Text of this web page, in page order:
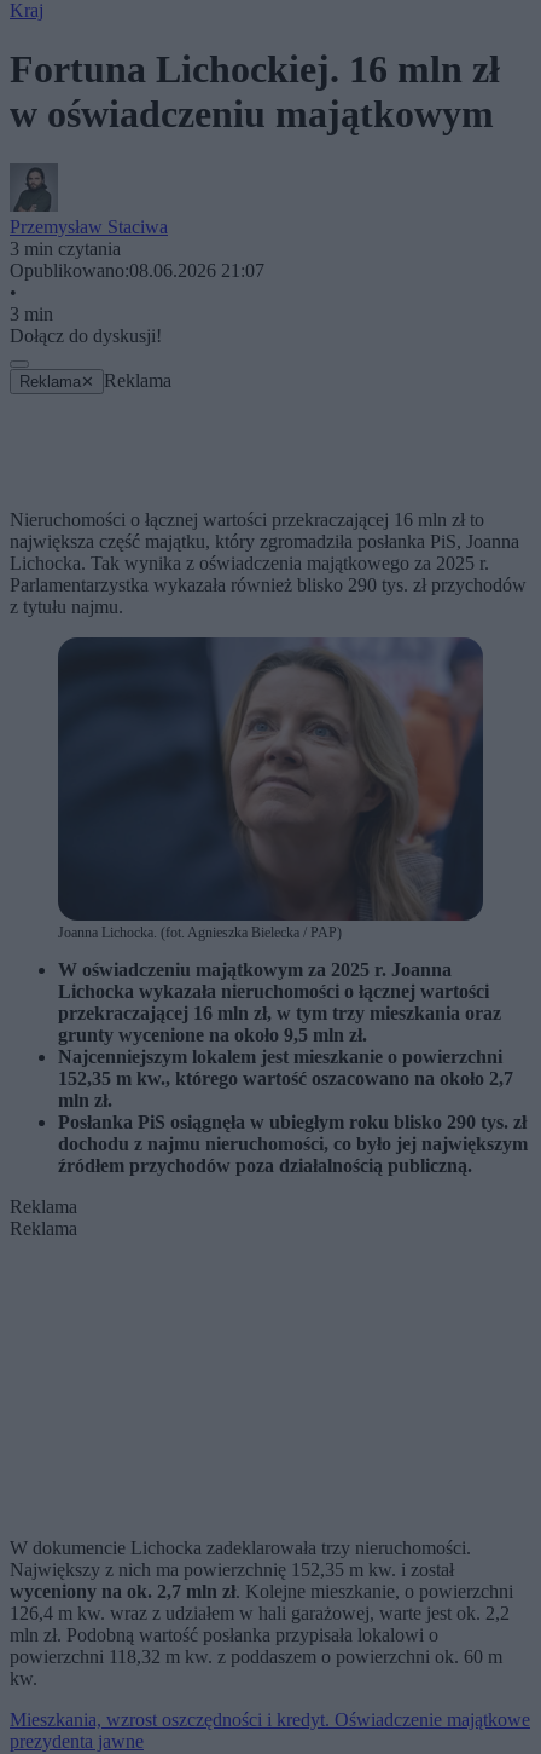
Kraj
Fortuna Lichockiej. 16 mln zł
w oświadczeniu majątkowym
Przemysław Staciwa
3 min czytania
Opublikowano:08.06.2026 21:07
•
3 min
Dołącz do dyskusji!
Reklama ✕ Reklama
Nieruchomości o łącznej wartości przekraczającej 16 mln zł to
największa część majątku, który zgromadziła posłanka PiS, Joanna
Lichocka. Tak wynika z oświadczenia majątkowego za 2025 r.
Parlamentarzystka wykazała również blisko 290 tys. zł przychodów
z tytułu najmu.
Joanna Lichocka. (fot. Agnieszka Bielecka / PAP)
W oświadczeniu majątkowym za 2025 r. Joanna
Lichocka wykazała nieruchomości o łącznej wartości
przekraczającej 16 mln zł, w tym trzy mieszkania oraz
grunty wycenione na około 9,5 mln zł.
Najcenniejszym lokalem jest mieszkanie o powierzchni
152,35 m kw., którego wartość oszacowano na około 2,7
mln zł.
Posłanka PiS osiągnęła w ubiegłym roku blisko 290 tys. zł
dochodu z najmu nieruchomości, co było jej największym
źródłem przychodów poza działalnością publiczną.
Reklama
Reklama
W dokumencie Lichocka zadeklarowała trzy nieruchomości.
Największy z nich ma powierzchnię 152,35 m kw. i został
wyceniony na ok. 2,7 mln zł. Kolejne mieszkanie, o powierzchni
126,4 m kw. wraz z udziałem w hali garażowej, warte jest ok. 2,2
mln zł. Podobną wartość posłanka przypisała lokalowi o
powierzchni 118,32 m kw. z poddaszem o powierzchni ok. 60 m
kw.
Mieszkania, wzrost oszczędności i kredyt. Oświadczenie majątkowe
prezydenta jawne